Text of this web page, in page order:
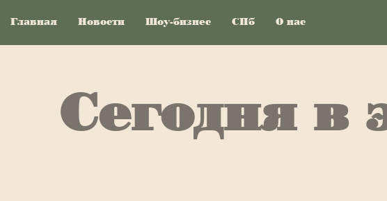
Главная Новости Шоу-бизнес СПб О нас
Сегодня в